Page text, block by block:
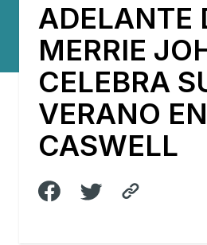
ADELANTE
MERRIE
CELEBRA
VERANO
CASWELL